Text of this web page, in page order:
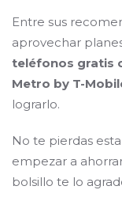
Entre sus
aprovechar
teléfonos gratis
Metro by T-
lograrlo.
No te pierdas
empezar a
bolsillo te lo